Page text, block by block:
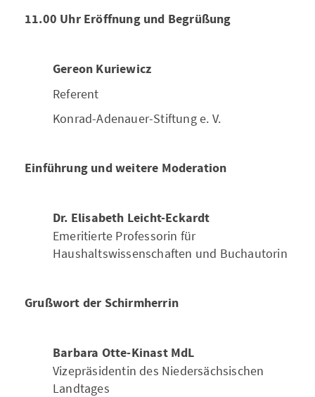
11.00 Uhr Eröffnung und Begrüßung
Gereon Kuriewicz
Referent
Konrad-Adenauer-Stiftung e. V.
Einführung und weitere Moderation
Dr. Elisabeth Leicht-Eckardt
Emeritierte Professorin für
Haushaltswissenschaften und Buchautorin
Grußwort der Schirmherrin
Barbara Otte-Kinast MdL
Vizepräsidentin des Niedersächsischen
Landtages